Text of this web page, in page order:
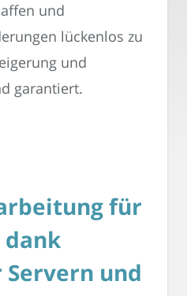
und
lückenlos zu
und
garantiert.
für
dank
Servern und